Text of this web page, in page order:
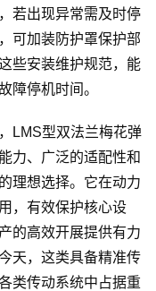
若出现异常需及时停
可加装防护罩保护部
些安装维护规范，能
障停机时间。
LMS型双法兰梅花弹
力、广泛的适配性和
理想选择。它在动力
，有效保护核心设
的高效开展提供有力
天，这类具备精准传
类传动系统中占据重